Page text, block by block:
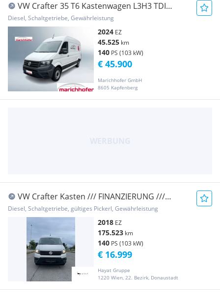
VW Crafter 35 T6 Kastenwagen L3H3 TDI
Transporter / Kastenwagen
Diesel, Schaltgetriebe, Gewährleistung
2024 EZ
45.525 km
140 PS (103 kW)
Marichhofer GmbH
8605 Kapfenberg
€ 45.900
VW Crafter Kasten /// FINANZIERUNG ///
Transporter / Kastenwagen
Diesel, Schaltgetriebe, gültiges Pickerl, Gewährleistung
2018 EZ
175.523 km
140 PS (103 kW)
Hayat Gruppe
1220 Wien, 22. Bezirk, Donaustadt
€ 16.999